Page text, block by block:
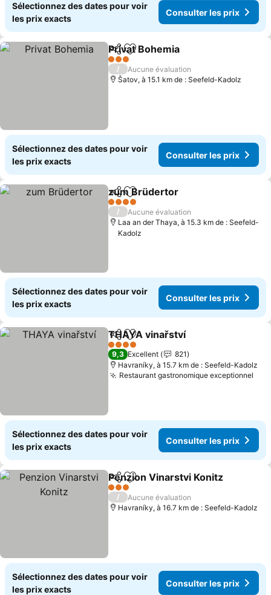
Sélectionnez des dates pour voir
les prix exacts
Consulter les prix
PartagerAjouter à mes favoris
Privat Bohemia
3 Étoiles
/
Aucune évaluation
Šatov, à 15.1 km de : Seefeld-Kadolz
Sélectionnez des dates pour voir
les prix exacts
Consulter les prix
PartagerAjouter à mes favoris
zum Brüdertor
4 Étoiles
/
Aucune évaluation
Laa an der Thaya, à 15.3 km de : Seefeld-
Kadolz
Sélectionnez des dates pour voir
les prix exacts
Consulter les prix
PartagerAjouter à mes favoris
THAYA vinařství
4 Étoiles
9,3 Excellent
821
Havraníky, à 15.7 km de : Seefeld-Kadolz
Restaurant gastronomique exceptionnel
Sélectionnez des dates pour voir
les prix exacts
Consulter les prix
PartagerAjouter à mes favoris
Penzion Vinarstvi Konitz
3 Étoiles
/
Aucune évaluation
Havraníky, à 16.7 km de : Seefeld-Kadolz
Sélectionnez des dates pour voir
les prix exacts
Consulter les prix